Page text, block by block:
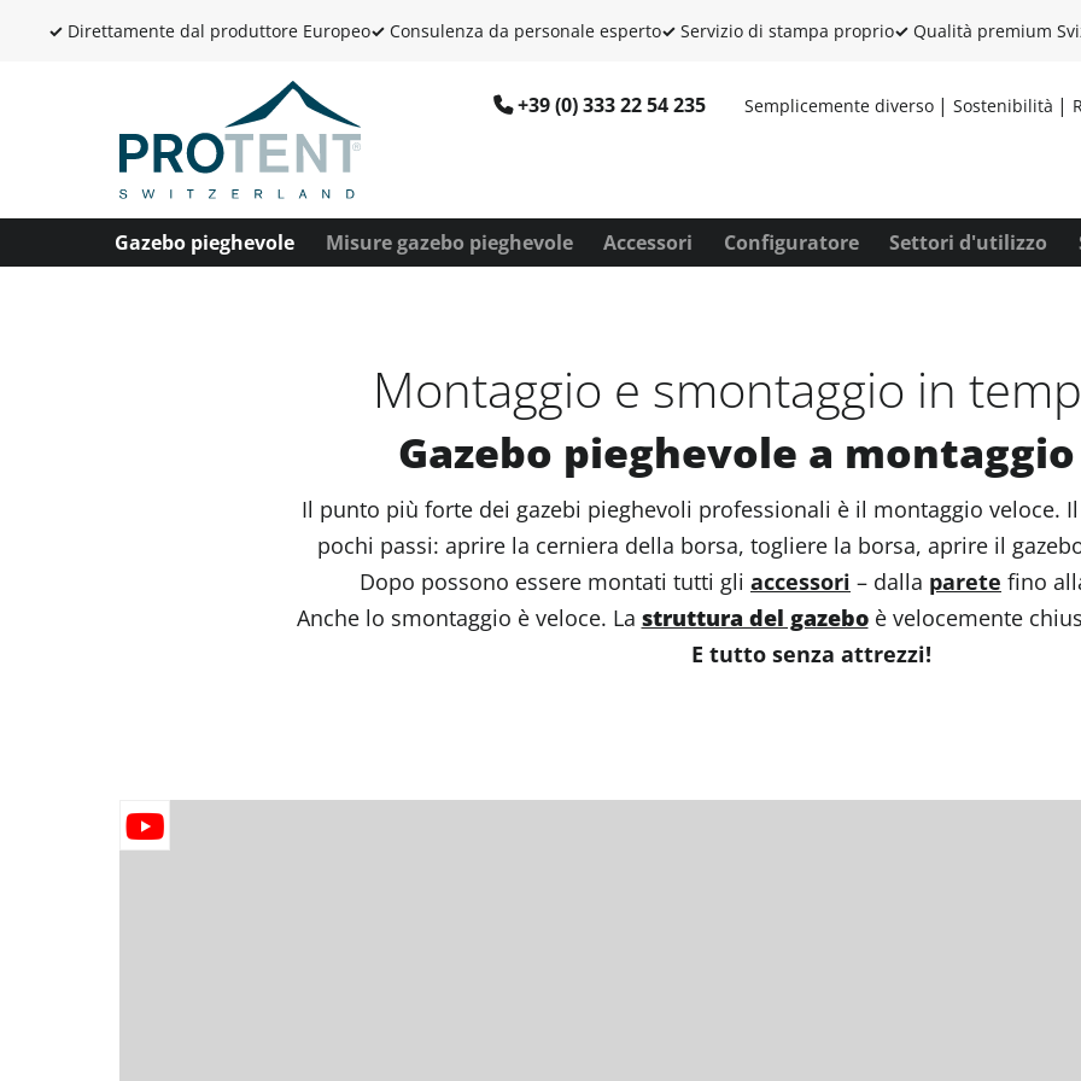
✓ Direttamente dal produttore Europeo✓ Consulenza da personale esperto✓ Servizio di stampa proprio✓ Qualità premium
+39 (0) 333 22 54 235 Semplicemente diverso Sostenibilità
Gazebo pieghevole Misure gazebo pieghevole Accessori Configuratore Settori d'utilizzo
Montaggio e smontaggio in
Gazebo pieghevole a
Il punto più forte dei gazebi pieghevoli professionali è il montaggio veloce.
pochi passi: aprire la cerniera della borsa, togliere la borsa, aprire il
Dopo possono essere montati tutti gli accessori – dalla parete fino
Anche lo smontaggio è veloce. La struttura del gazeboè velocemente
E tutto senza attrezzi!